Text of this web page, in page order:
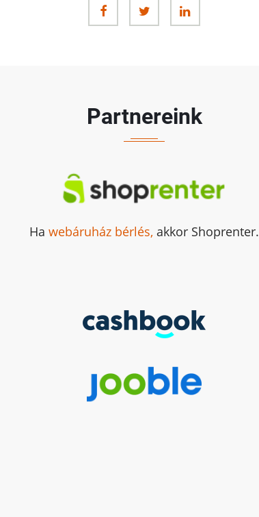
Partnereink
Ha webáruház bérlés, akkor Shoprenter.